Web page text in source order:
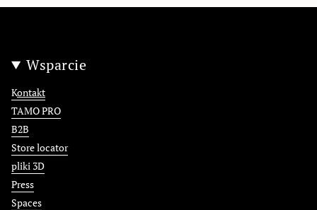
Wsparcie
Kontakt
TAMO PRO
B2B
Store locator
pliki 3D
Press
Spaces